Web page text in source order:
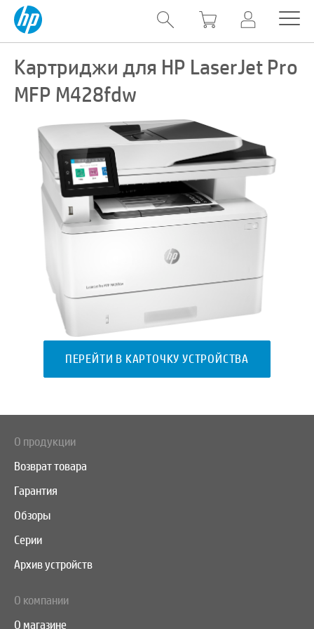
Картриджи для HP LaserJet Pro
MFP M428fdw
ПЕРЕЙТИ В КАРТОЧКУ УСТРОЙСТВА
О продукции
Возврат товара
Гарантия
Обзоры
Серии
Архив устройств
О компании
О магазине